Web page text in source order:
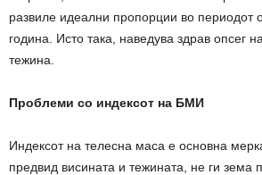
развиле идеални пропорции во периодот
година. Исто така, наведува здрав опсег
тежина.
Проблеми со индексот на БМИ
Индексот на телесна маса е основна
предвид висината и тежината, не ги зема